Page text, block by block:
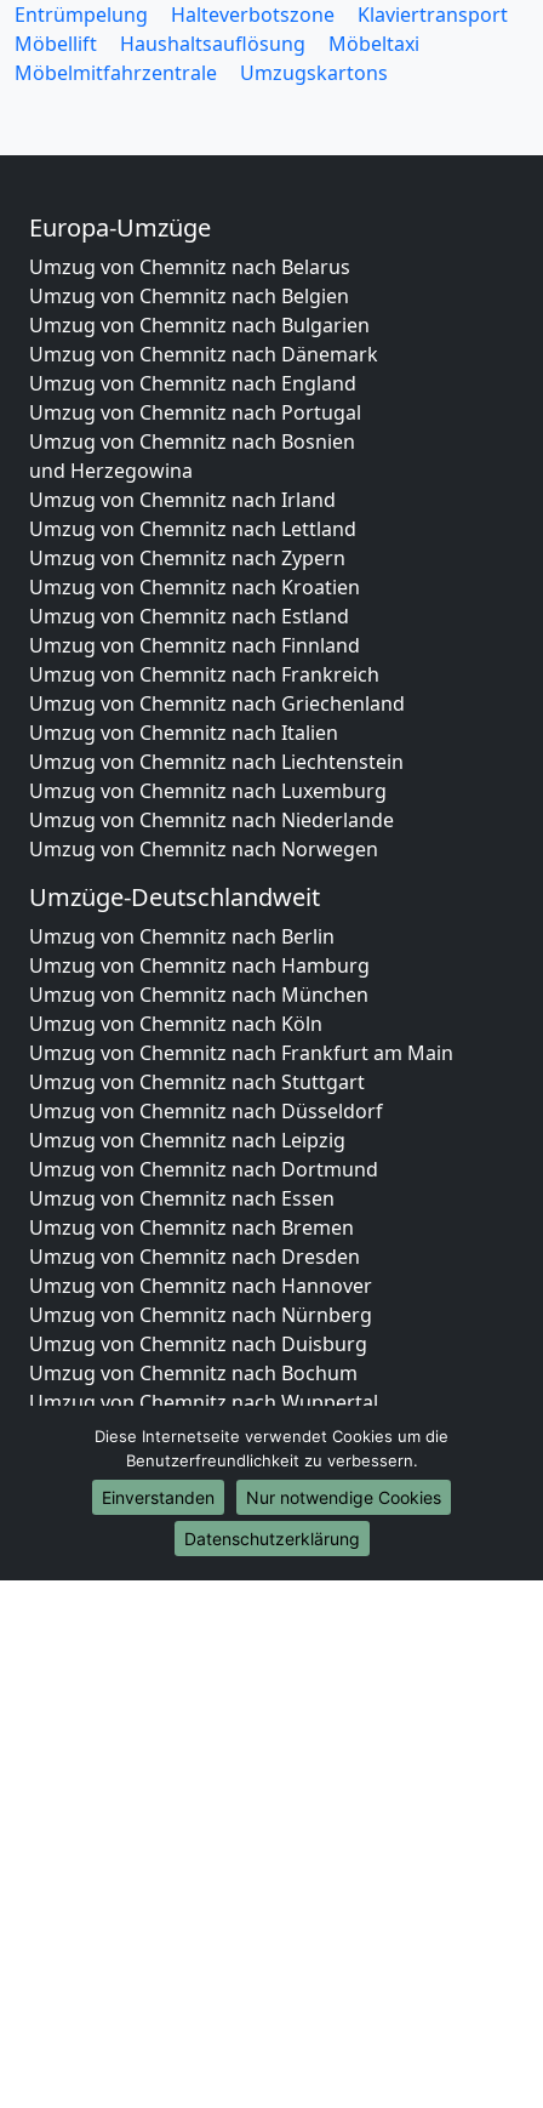
Entrümpelung
Halteverbotszone
Klaviertransport
Möbellift
Haushaltsauflösung
Möbeltaxi
Möbelmitfahrzentrale
Umzugskartons
Europa-Umzüge
Umzug von Chemnitz nach Belarus
Umzug von Chemnitz nach Belgien
Umzug von Chemnitz nach Bulgarien
Umzug von Chemnitz nach Dänemark
Umzug von Chemnitz nach England
Umzug von Chemnitz nach Portugal
Umzug von Chemnitz nach Bosnien
und Herzegowina
Umzug von Chemnitz nach Irland
Umzug von Chemnitz nach Lettland
Umzug von Chemnitz nach Zypern
Umzug von Chemnitz nach Kroatien
Umzug von Chemnitz nach Estland
Umzug von Chemnitz nach Finnland
Umzug von Chemnitz nach Frankreich
Umzug von Chemnitz nach Griechenland
Umzug von Chemnitz nach Italien
Umzug von Chemnitz nach Liechtenstein
Umzug von Chemnitz nach Luxemburg
Umzug von Chemnitz nach Niederlande
Umzug von Chemnitz nach Norwegen
Umzüge-Deutschlandweit
Umzug von Chemnitz nach Berlin
Umzug von Chemnitz nach Hamburg
Umzug von Chemnitz nach München
Umzug von Chemnitz nach Köln
Umzug von Chemnitz nach Frankfurt am Main
Umzug von Chemnitz nach Stuttgart
Umzug von Chemnitz nach Düsseldorf
Umzug von Chemnitz nach Leipzig
Umzug von Chemnitz nach Dortmund
Umzug von Chemnitz nach Essen
Umzug von Chemnitz nach Bremen
Umzug von Chemnitz nach Dresden
Umzug von Chemnitz nach Hannover
Umzug von Chemnitz nach Nürnberg
Umzug von Chemnitz nach Duisburg
Umzug von Chemnitz nach Bochum
Umzug von Chemnitz nach Wuppertal
Umzug von Chemnitz nach Bielefeld
Umzug von Chemnitz nach Bonn
Umzug von Chemnitz nach Münster
Internationale-Umzüge
Umzug von Chemnitz nach Brasilien
Diese Internetseite verwendet Cookies um die
Benutzerfreundlichkeit zu verbessern.
Einverstanden
Nur notwendige Cookies
Datenschutzerklärung